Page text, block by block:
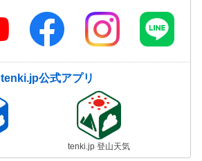
tenki.jp公式アプリ
tenki.jp 登山天気